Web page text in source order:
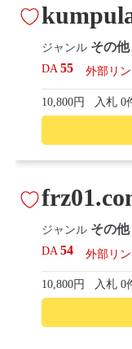
ジャンル その他
DA55 外部リ
10,800円 入札 0
ジャンル その他
DA54 外部リ
10,800円 入札 0